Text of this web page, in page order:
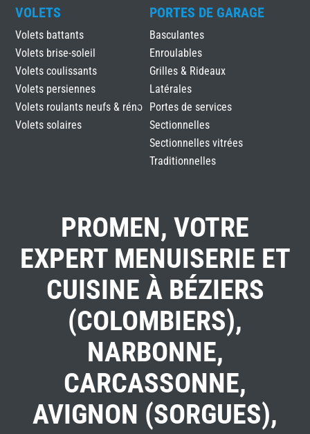
VOLETS
Volets battants
Volets brise-soleil
Volets coulissants
Volets persiennes
Volets roulants neufs & réno
Volets solaires
PORTES DE GARAGE
Basculantes
Enroulables
Grilles & Rideaux
Latérales
Portes de services
Sectionnelles
Sectionnelles vitrées
Traditionnelles
PROMEN, VOTRE
EXPERT MENUISERIE ET
CUISINE À BÉZIERS
(COLOMBIERS),
NARBONNE,
CARCASSONNE,
AVIGNON (SORGUES),